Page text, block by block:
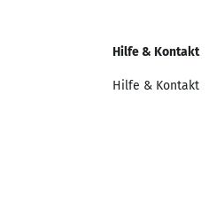
Hilfe & Kontakt
Hilfe & Kontakt